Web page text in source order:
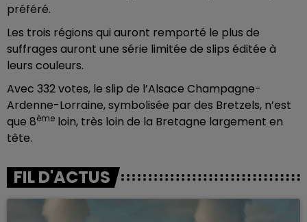
préféré.
Les trois régions qui auront remporté le plus de
suffrages auront une série limitée de slips éditée à
leurs couleurs.
Avec 332 votes, le slip de l’Alsace Champagne-
Ardenne-Lorraine, symbolisée par des Bretzels, n’est
que 8ème loin, très loin de la Bretagne largement en
tête.
FIL D'ACTUS